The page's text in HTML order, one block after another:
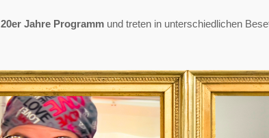
20er Jahre Programm und treten in unterschiedlichen